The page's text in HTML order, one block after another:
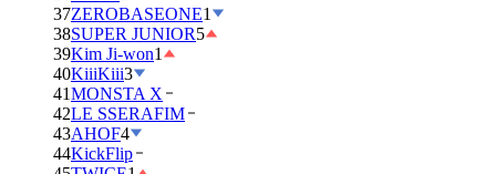
37ZEROBASEONE1
38SUPER JUNIOR5
39Kim Ji-won1
40KiiiKiii3
41MONSTA X
42LE SSERAFIM
43AHOF4
44KickFlip